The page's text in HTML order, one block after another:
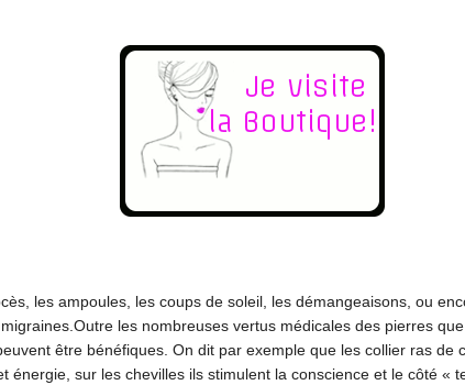
les ampoules, les coups de soleil, les démangeaisons, ou
les nombreuses vertus médicales des pierres
être bénéfiques. On dit par exemple que les collier ras de
énergie, sur les chevilles ils stimulent la conscience et le côté «